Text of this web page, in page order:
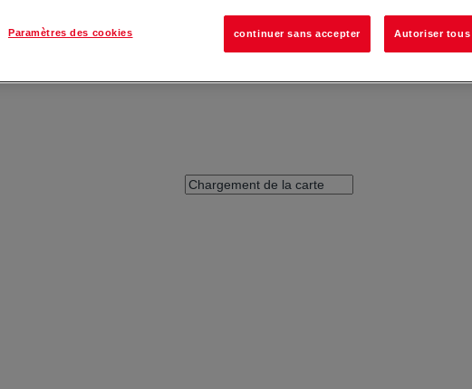
Paramètres des cookies continuer sans accepter Autoriser